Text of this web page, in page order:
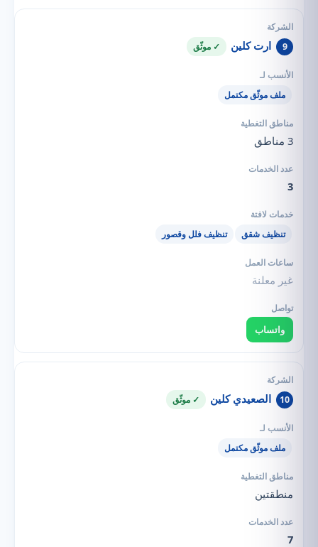
9 ارت كلين ✓ موثّق
ملف موثّق مكتمل
3 مناطق
3
تنظيف شقق تنظيف فلل وقصور
غير معلنة
واتساب
10 الصعيدي كلين ✓ موثّق
ملف موثّق مكتمل
منطقتين
7